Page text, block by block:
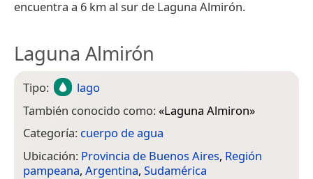
encuentra a 6 km al sur de Laguna Almirón.
Laguna Almirón
Tipo:
lago
También conocido como:«Laguna Almiron»
Categoría: cuerpo de agua
Ubicación: Provincia de Buenos Aires, Región
pampeana, Argentina, Sudamérica